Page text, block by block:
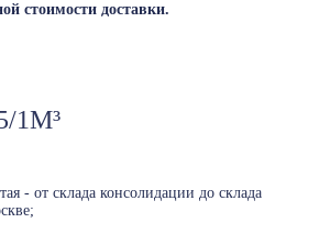
стоимости доставки.
1М³
- от склада консолидации до склада